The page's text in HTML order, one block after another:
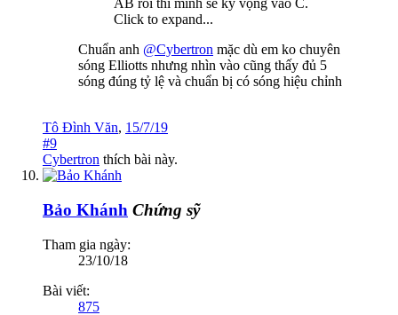
AB rồi thì mình sẽ kỳ vọng vào C.
Click to expand...
Chuẩn anh @Cybertron mặc dù em ko chuyên
sóng Elliotts nhưng nhìn vào cũng thấy đủ 5
sóng đúng tỷ lệ và chuẩn bị có sóng hiệu chỉnh
Tô Đình Văn, 15/7/19
#9
Cybertron thích bài này.
Bảo Khánh Chứng sỹ
Tham gia ngày:
23/10/18
Bài viết:
875